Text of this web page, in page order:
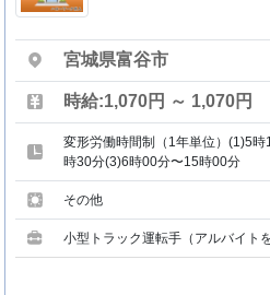
宮城県富谷市
時給:1,070円 ～ 1,070円
変形労働時間制（1年単位）(1)5
時30分(3)6時00分〜15時00分
その他
小型トラック運転手（アルバイト